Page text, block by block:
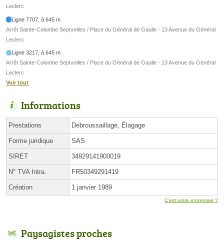
Leclerc
Ligne 7707, à 645 m
Arrêt Sainte-Colombe Septveilles / Place du Général de Gaulle - 13 Avenue du Général
Leclerc
Ligne 3217, à 645 m
Arrêt Sainte-Colombe Septveilles / Place du Général de Gaulle - 13 Avenue du Général
Leclerc
Voir tout
Informations
Prestations Débroussaillage, Élagage
Forme juridique SAS
SIRET 34929141900019
N° TVA Intra. FR50349291419
Création 1 janvier 1989
C'est votre entreprise ?
Paysagistes proches